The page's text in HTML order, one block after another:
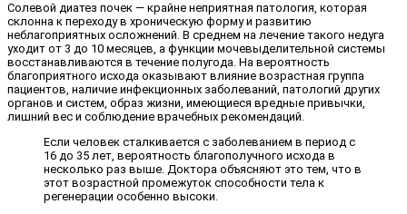
Солевой диатез почек — крайне неприятная патология, которая
склонна к переходу в хроническую форму и развитию
неблагоприятных осложнений. В среднем на лечение такого недуга
уходит от 3 до 10 месяцев, а функции мочевыделительной системы
восстанавливаются в течение полугода. На вероятность
благоприятного исхода оказывают влияние возрастная группа
пациентов, наличие инфекционных заболеваний, патологий других
органов и систем, образ жизни, имеющиеся вредные привычки,
лишний вес и соблюдение врачебных рекомендаций.
Если человек сталкивается с заболеванием в период с
16 до 35 лет, вероятность благополучного исхода в
несколько раз выше. Доктора объясняют это тем, что в
этот возрастной промежуток способности тела к
регенерации особенно высоки.